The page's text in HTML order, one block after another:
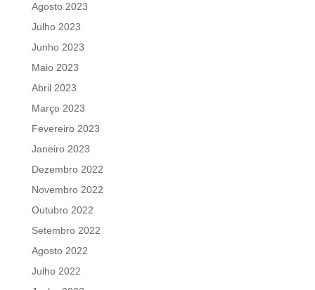
Agosto 2023
Julho 2023
Junho 2023
Maio 2023
Abril 2023
Março 2023
Fevereiro 2023
Janeiro 2023
Dezembro 2022
Novembro 2022
Outubro 2022
Setembro 2022
Agosto 2022
Julho 2022